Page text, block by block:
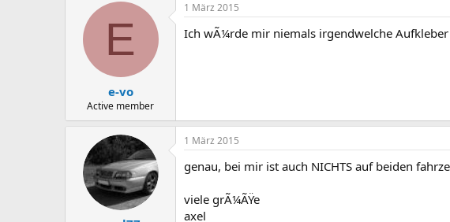
E
e-vo
Active member
1 März 2015
Ich wÃ¼rde mir niemals irgendwelche
1 März 2015
genau, bei mir ist auch NICHTS auf beiden
viele grÃ¼ÃŸe
axel